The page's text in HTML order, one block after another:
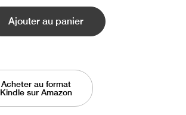
Ajouter au panier
Acheter au format
Kindle sur Amazon